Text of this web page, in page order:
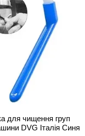
для чищення груп
DVG Італія Синя